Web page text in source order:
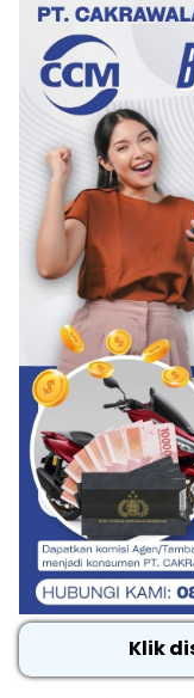
Klik